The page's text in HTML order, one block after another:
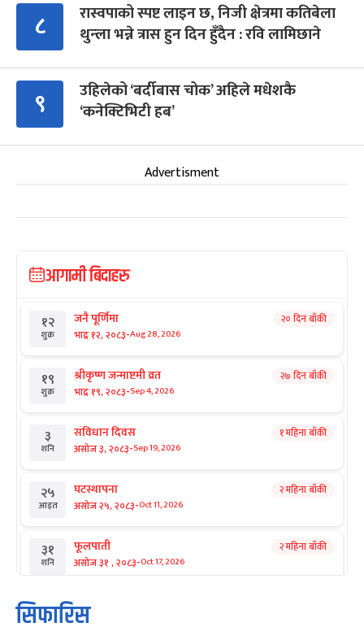
८
रास्वपाको स्पष्ट लाइन छ, निजी क्षेत्रमा कतिबेला
थुन्ला भन्ने त्रास हुन दिन हुँदैन : रवि लामिछाने
९
उहिलेको ‘बर्दीबास चोक’ अहिले मधेशकै
‘कनेक्टिभिटी हब’
Advertisment
आगामी बिदाहरु
१२
शुक्र
जनै पूर्णिमा
भाद्र १२, २०८३-Aug 28, 2026
२० दिन बाँकी
१९
शुक्र
श्रीकृष्ण जन्माष्टमी व्रत
भाद्र १९, २०८३-Sep 4, 2026
२७ दिन बाँकी
३
शनि
संविधान दिवस
असोज ३, २०८३-Sep 19, 2026
१ महिना बाँकी
२५
आइत
घटस्थापना
असोज २५, २०८३-Oct 11, 2026
२ महिना बाँकी
३१
शनि
फूलपाती
असोज ३१ , २०८३-Oct 17, 2026
२ महिना बाँकी
१
आइत
कार्तिक सङ्क्रान्ति
कार्तिक १, २०८३
सिफारिस